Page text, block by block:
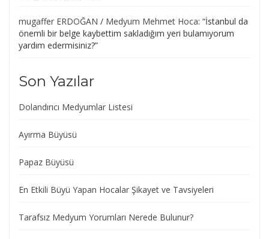
mugaffer ERDOĞAN / Medyum Mehmet Hoca: “İstanbul da
önemli bir belge kaybettim sakladığım yeri bulamıyorum
yardım edermisiniz?”
Son Yazılar
Dolandırıcı Medyumlar Listesi
Ayırma Büyüsü
Papaz Büyüsü
En Etkili Büyü Yapan Hocalar Şikayet ve Tavsiyeleri
Tarafsız Medyum Yorumları Nerede Bulunur?